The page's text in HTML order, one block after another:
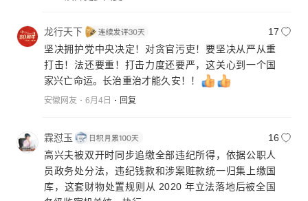
龙行天下
17
坚决拥护党中央决定！对贪官污吏！要坚决从严从重
打击！法还要重！打击力度还要严，这关心到一个国
家兴亡命运。长治重治才能久安！！
安徽网友 6月4日 回复
霖怼玉
16
高兴夫被双开时同步追缴全部违纪所得，依据公职人
员政务处分法，违纪钱款和涉案赃款统一归集上缴国
库，这套财物处置规则从 2020 年立法落地后被全国